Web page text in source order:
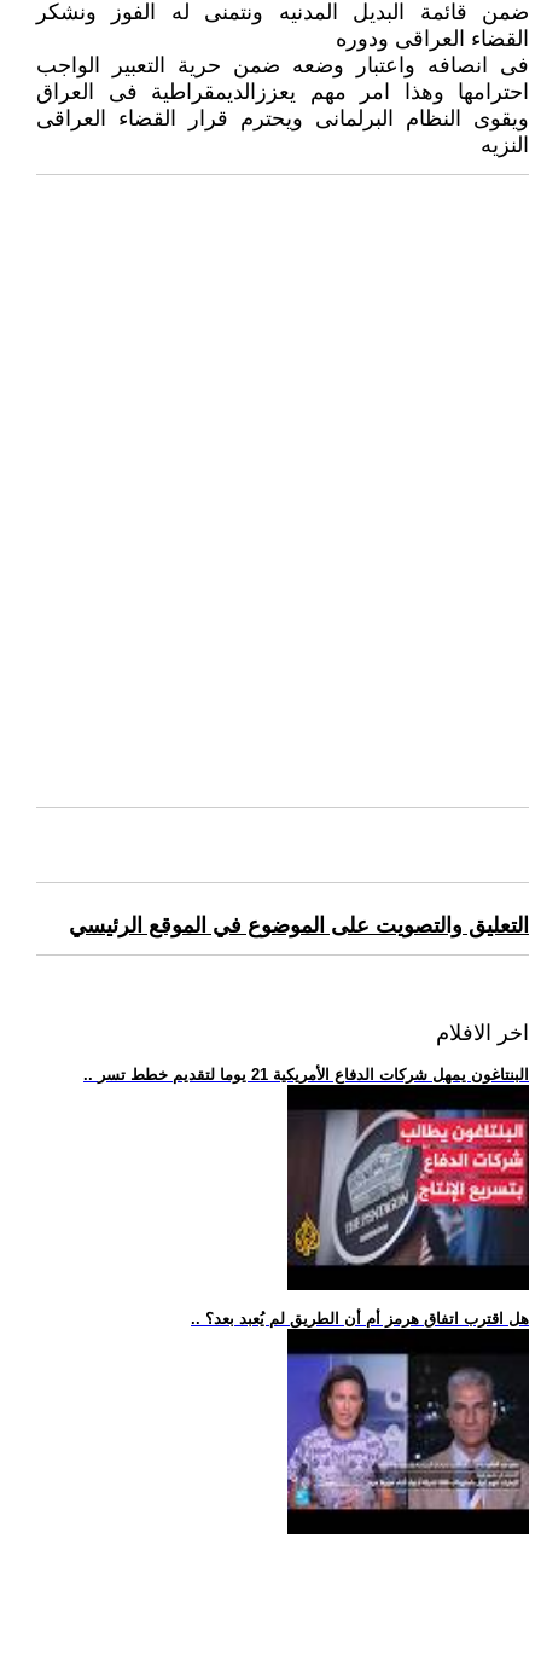
ضمن قائمة البديل المدنيه ونتمنى له الفوز ونشكر
القضاء العراقى ودوره
فى انصافه واعتبار وضعه ضمن حرية التعبير الواجب
احترامها وهذا امر مهم يعززالديمقراطية فى العراق
ويقوى النظام البرلمانى ويحترم قرار القضاء العراقى
النزيه
التعليق والتصويت على الموضوع في الموقع الرئيسي
اخر الافلام
.. البنتاغون يمهل شركات الدفاع الأمريكية 21 يوما لتقديم خطط تسر
.. هل اقترب اتفاق هرمز أم أن الطريق لم يُعبد بعد؟